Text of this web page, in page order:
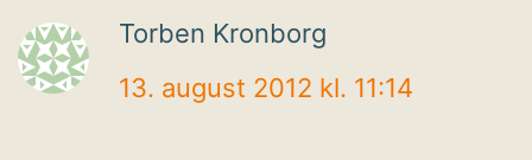
Torben Kronborg
13. august 2012 kl. 11:14